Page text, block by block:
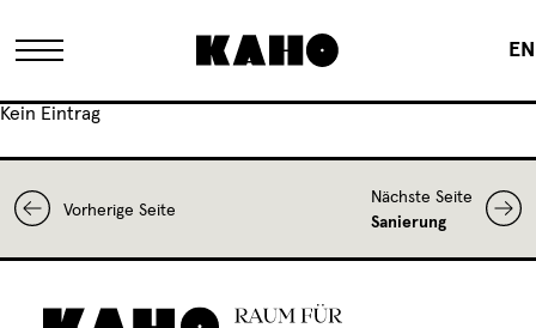
EN
Das KAHO
Historie
Eigentümer
Kein Eintrag
Vorherige Seite
Nächste Seite
Sanierung